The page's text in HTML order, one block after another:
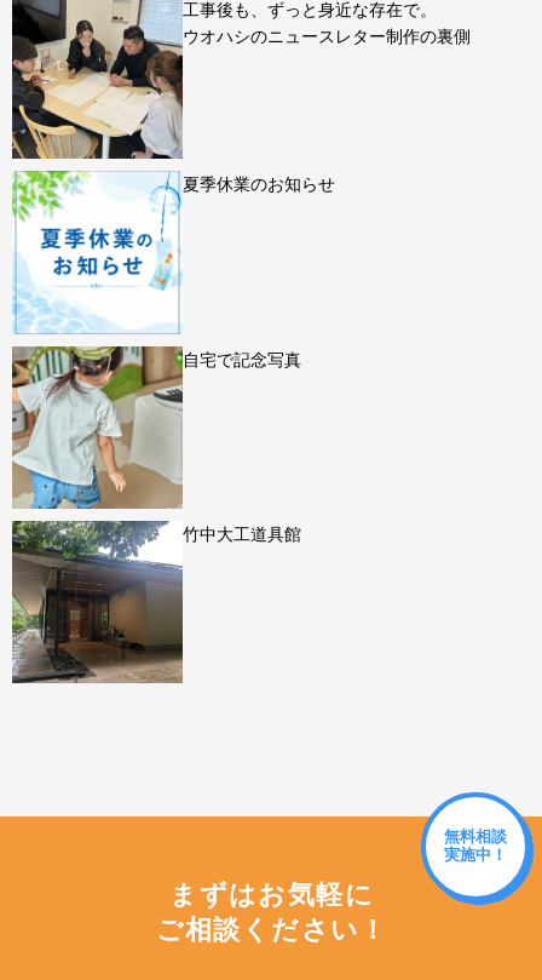
工事後も、ずっと身近な存在で。
ウオハシのニュースレター制作の裏側
夏季休業のお知らせ
自宅で記念写真
竹中大工道具館
無料相談
実施中！
まずはお気軽に
ご相談ください！